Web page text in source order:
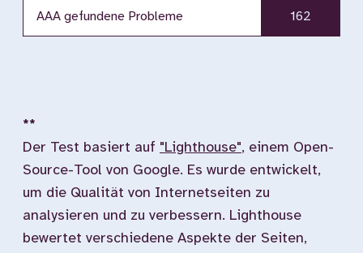
AAA gefundene Probleme 162
**
Der Test basiert auf "Lighthouse", einem Open-
Source-Tool von Google. Es wurde entwickelt,
um die Qualität von Internetseiten zu
analysieren und zu verbessern. Lighthouse
bewertet verschiedene Aspekte der Seiten,